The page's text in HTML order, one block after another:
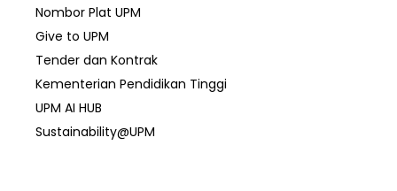
Nombor Plat UPM
Give to UPM
Tender dan Kontrak
Kementerian Pendidikan Tinggi
UPM AI HUB
Sustainability@UPM